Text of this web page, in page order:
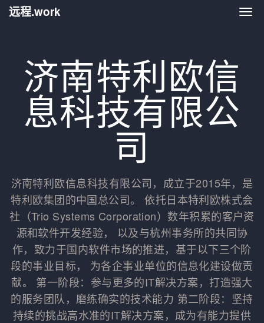
远
远程.work
济南特利欧信
息科技有限公
司
济南特利欧信息科技有限公司，成立于2015年，是
特利欧集团的中国总公司。 依托日本特利欧株式会
社（Trio Systems Corporation）数年积累的客户资
源和软件开发经验， 以及与杭州事务所的共同协
作，致力于国内软件市场的推进，基于以下三个阶
段的事业目标， 为各企事业单位的信息化建设做贡
献。 第一阶段：参与更多的IT解决方案，打造强大
的服务团队，磨练确实的技术能力 第二阶段：坚持
持续的挑战高水准的IT解决方案，成为有能力提供